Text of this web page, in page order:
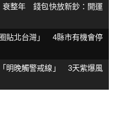
衰整年 錢包快放新鈔：開運
貼北台灣」 4縣市有機會停
明晚觸警戒線」 3天紫爆風